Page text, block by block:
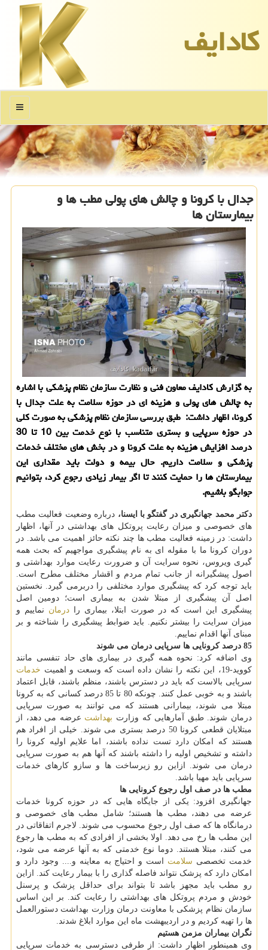
كادایف
منو
جدال با كرونا و چالش های پولی مطب ها و
بیمارستان ها
به گزارش كادایف معاون فنی و نظارت سازمان نظام پزشكی با اشاره
به چالش های پولی و هزینه ای در حوزه سلامت به علت جدال با
كرونا، اظهار داشت: طبق بررسی سازمان نظام پزشكی به صورت كلی
در حوزه سرپایی و بستری متناسب با نوع خدمت بین 10 تا 30
درصد افزایش هزینه به علت كرونا و در بخش های مختلف خدمات
پزشكی و سلامت داریم. حال بیمه و دولت باید مقداری این
بیمارستان ها را حمایت كنند تا اگر بیمار زیادی رجوع كرد، بتوانیم
جوابگو باشیم.
دکتر محمد جهانگیری در گفتگو با ایسنا، درباره وضعیت فعالیت مطب
های خصوصی و میزان رعایت پروتکل های بهداشتی در آنها، اظهار
داشت: در زمینه فعالیت مطب ها چند نکته حائز اهمیت می باشد. در
دوران کرونا ما با مقوله ای به نام پیشگیری مواجهیم که بحث همه
گیری ویروس، نحوه سرایت آن و ضرورت رعایت موارد بهداشتی و
اصول پیشگیرانه از جانب تمام مردم و اقشار مختلف مطرح است.
باید توجه کرد که پیشگیری موارد مختلفی را دربرمی گیرد. نخستین
اصل آن پیشگیری از مبتلا شدن به بیماری است؛ دومین اصل
پیشگیری این است که در صورت ابتلا، بیماری را درمان نماییم و
میزان سرایت را بیشتر نکنیم. باید ضوابط پیشگیری را شناخته و بر
مبنای آنها اقدام نماییم.
85 درصد کرونایی ها سرپایی درمان می شوند
وی اضافه کرد: نحوه همه گیری در بیماری های حاد تنفسی مانند
کووید-19، این نکته را نشان داده است که وسعت و اهمیت
خدمات
سرپایی بالاست که باید در دسترس باشند، منظم باشند، قابل اعتماد
باشند و به خوبی عمل کنند. چونکه 80 تا 85 درصد کسانی که به کرونا
مبتلا می شوند، بیمارانی هستند که می توانند به صورت سرپایی
درمان شوند. طبق آمارهایی که وزارت بهداشت عرضه می دهد، از
مبتلایان قطعی کرونا 50 درصد بستری می شوند. خیلی از افراد هم
هستند که امکان دارد تست نداده باشند، اما علایم اولیه کرونا را
داشته و تشخیص اولیه را داشته باشند که آنها هم به صورت سرپایی
درمان می شوند. ازاین رو زیرساخت ها و سازو کارهای خدمات
سرپایی باید مهیا باشد.
مطب ها در صف اول رجوع کرونایی ها
جهانگیری افزود: یکی از جایگاه هایی که در حوزه کرونا خدمات
عرضه می دهند، مطب ها هستند؛ شامل مطب های خصوصی و
درمانگاه ها که صف اول رجوع محسوب می شوند. لاجرم اتفاقاتی در
این مطب ها رخ می دهد. اولا بخشی از افرادی که به مطب ها رجوع
می کنند، مبتلا هستند. دوما نوع خدمتی که به آنها عرضه می شود،
خدمت تخصصی سلامت است و احتیاج به معاینه و.... وجود دارد و
امکان دارد که پزشک نتواند فاصله گذاری را با بیمار رعایت کند. ازاین
رو مطب باید مجهز باشد تا بتواند برای حداقل پزشک و پرسنل
خودش و مردم پروتکل های بهداشتی را رعایت کند. بر این اساس
سازمان نظام پزشکی با معاونت درمان وزارت بهداشت دستورالعمل
ها را تهیه کردیم و در اردیبهشت ماه این موارد ابلاغ شدند.
نگران بیماران مزمن هستیم
وی همینطور اظهار داشت: از طرفی دسترسی به خدمات سرپایی